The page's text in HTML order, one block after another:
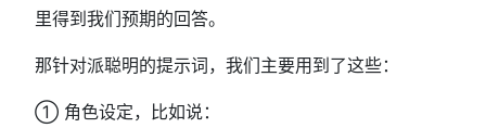
里得到我们预期的回答。
那针对派聪明的提示词，我们主要用到了这些：
① 角色设定，比如说：